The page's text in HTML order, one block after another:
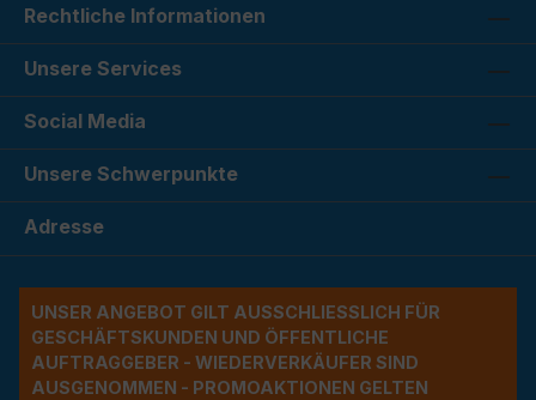
Rechtliche Informationen
Unsere Services
Social Media
Unsere Schwerpunkte
Adresse
UNSER ANGEBOT GILT AUSSCHLIESSLICH FÜR G
ESCHÄFTSKUNDEN UND ÖFFENTLICHE A
UFTRAGGEBER - WIEDERVERKÄUFER SIND A
USGENOMMEN - PROMOAKTIONEN GELTEN A